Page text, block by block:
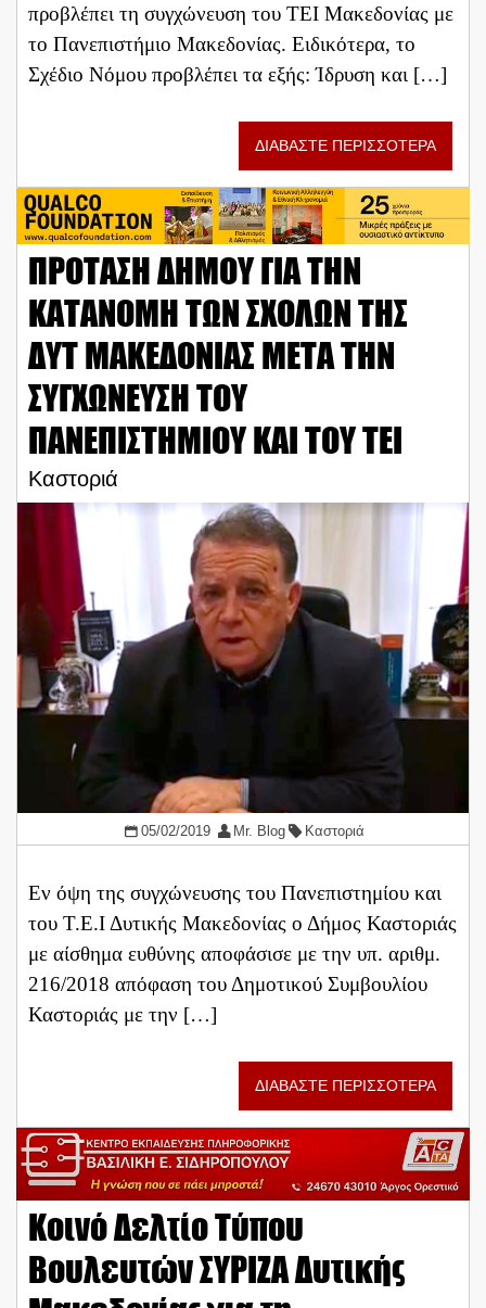
προβλέπει τη συγχώνευση του ΤΕΙ Μακεδονίας με
το Πανεπιστήμιο Μακεδονίας. Ειδικότερα, το
Σχέδιο Νόμου προβλέπει τα εξής: Ίδρυση και […]
ΔΙΑΒΑΣΤΕ ΠΕΡΙΣΣΟΤΕΡΑ
ΠΡΟΤΑΣΗ ΔΗΜΟΥ ΓΙΑ ΤΗΝ
ΚΑΤΑΝΟΜΗ ΤΩΝ ΣΧΟΛΩΝ ΤΗΣ
ΔΥΤ ΜΑΚΕΔΟΝΙΑΣ ΜΕΤΑ ΤΗΝ
ΣΥΓΧΩΝΕΥΣΗ ΤΟΥ
ΠΑΝΕΠΙΣΤΗΜΙΟΥ ΚΑΙ ΤΟΥ ΤΕΙ
Καστοριά
05/02/2019 Mr. Blog Καστοριά
Εν όψη της συγχώνευσης του Πανεπιστημίου και
του Τ.Ε.Ι Δυτικής Μακεδονίας ο Δήμος Καστοριάς
με αίσθημα ευθύνης αποφάσισε με την υπ. αριθμ.
216/2018 απόφαση του Δημοτικού Συμβουλίου
Καστοριάς με την […]
ΔΙΑΒΑΣΤΕ ΠΕΡΙΣΣΟΤΕΡΑ
Κοινό Δελτίο Τύπου
Βουλευτών ΣΥΡΙΖΑ Δυτικής